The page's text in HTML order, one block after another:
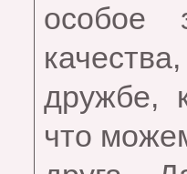
особое
дружбе,
что